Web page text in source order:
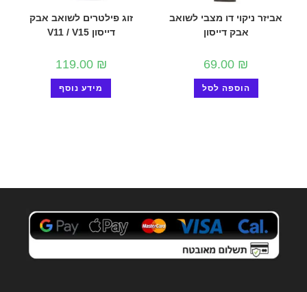
אביזר ניקוי דו מצבי לשואב
אבק דייסון
69.00 ₪
הוספה לסל
זוג פילטרים לשואב אבק
דייסון V11 / V15
119.00 ₪
מידע נוסף